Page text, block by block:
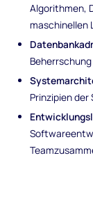
Algorithmen,
maschinellen
Prinzipien